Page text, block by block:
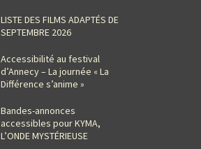
LISTE DES FILMS ADAPTÉS DE
SEPTEMBRE 2026
Accessibilité au festival
d’Annecy – La journée « La
Différence s’anime »
Bandes-annonces
accessibles pour KYMA,
L’ONDE MYSTÉRIEUSE